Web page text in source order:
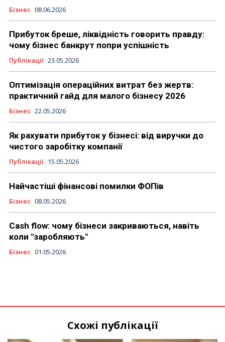
Бізнес 08.06.2026
Прибуток бреше, ліквідність говорить правду:
чому бізнес банкрут попри успішність
Публікації 23.05.2026
Оптимізація операційних витрат без жертв:
практичний гайд для малого бізнесу 2026
Бізнес 22.05.2026
Як рахувати прибуток у бізнесі: від виручки до
чистого заробітку компанії
Публікації 15.05.2026
Найчастіші фінансові помилки ФОПів
Бізнес 08.05.2026
Cash flow: чому бізнеси закриваються, навіть
коли "заробляють"
Бізнес 01.05.2026
Схожі публікації